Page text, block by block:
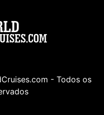
- Todos os